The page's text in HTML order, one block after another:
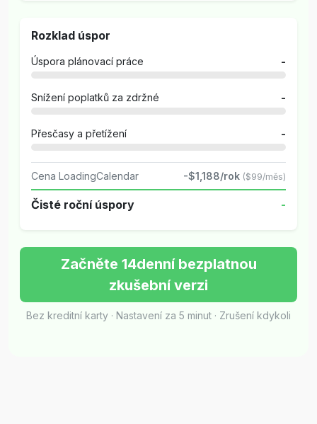
Rozklad úspor
Úspora plánovací práce -
Snížení poplatků za zdržné -
Přesčasy a přetížení -
Cena LoadingCalendar -$1,188/rok ($99/měs)
Čisté roční úspory -
Začněte 14denní bezplatnou
zkušební verzi
Bez kreditní karty · Nastavení za 5 minut · Zrušení kdykoli